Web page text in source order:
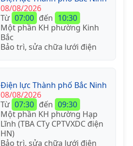
08/08/2026
Từ 07:00 đến 10:30
Một phần KH phường Kinh
Bắc
Bảo trì, sửa chữa lưới điện
Điện lực Thành phố Bắc Ninh
08/08/2026
Từ 07:30 đến 09:30
Một phần KH phường Hạp
Lĩnh (TBA CTy CPTVXDC điện
HN)
Bảo trì, sửa chữa lưới điện